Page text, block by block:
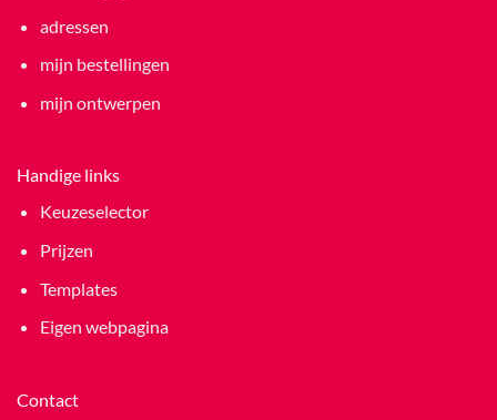
adressen
mijn bestellingen
mijn ontwerpen
Handige links
Keuzeselector
Prijzen
Templates
Eigen webpagina
Contact